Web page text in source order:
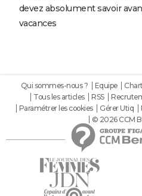
devez absolument savoir
vacances
Qui sommes-nous ? Equipe
Tous les articles
RSS
Paramétrer les cookies
Gérer Utiq
© 2026 CCM